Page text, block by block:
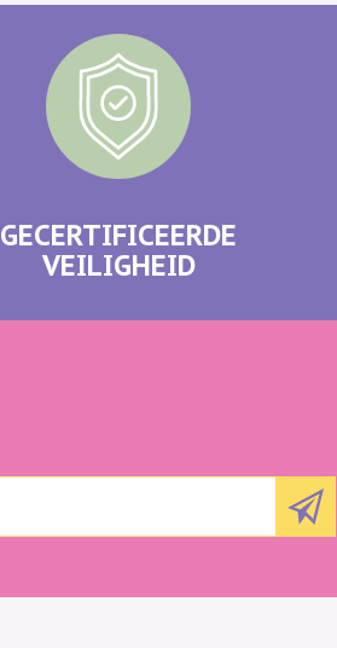
GECERTIFICEERDE
VEILIGHEID